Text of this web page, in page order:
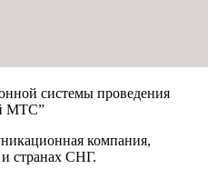
системы проведения
МТС”
компания,
странах СНГ.